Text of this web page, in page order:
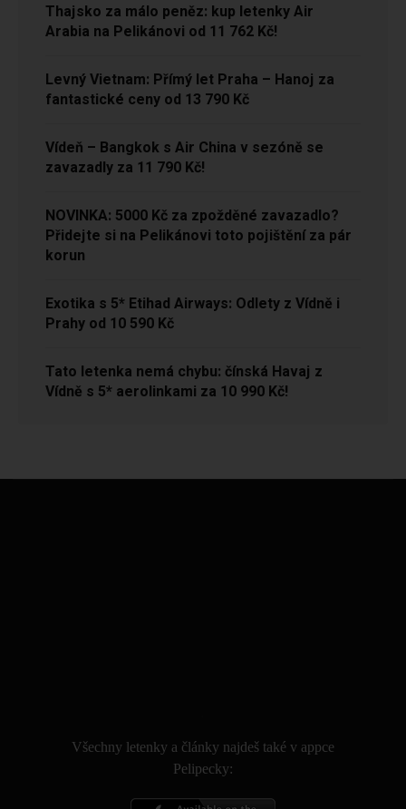
Thajsko za málo peněz: kup letenky Air
Arabia na Pelikánovi od 11 762 Kč!
Levný Vietnam: Přímý let Praha – Hanoj za
fantastické ceny od 13 790 Kč
Vídeň – Bangkok s Air China v sezóně se
zavazadly za 11 790 Kč!
NOVINKA: 5000 Kč za zpožděné zavazadlo?
Přidejte si na Pelikánovi toto pojištění za pár
korun
Exotika s 5* Etihad Airways: Odlety z Vídně i
Prahy od 10 590 Kč
Tato letenka nemá chybu: čínská Havaj z
Vídně s 5* aerolinkami za 10 990 Kč!
Všechny letenky a články najdeš také v appce
Pelipecky: